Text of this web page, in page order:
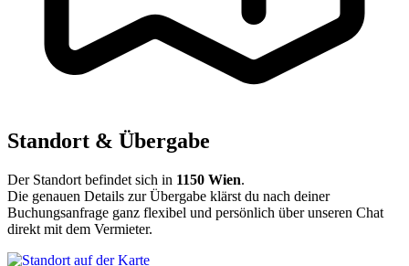
Standort & Übergabe
Der Standort befindet sich in 1150 Wien.
Die genauen Details zur Übergabe klärst du nach deiner
Buchungsanfrage ganz flexibel und persönlich über unseren Chat
direkt mit dem Vermieter.